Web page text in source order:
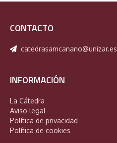
CONTACTO
catedrasamcanano@unizar.es
INFORMACIÓN
La Cátedra
Aviso legal
Política de privacidad
Política de cookies